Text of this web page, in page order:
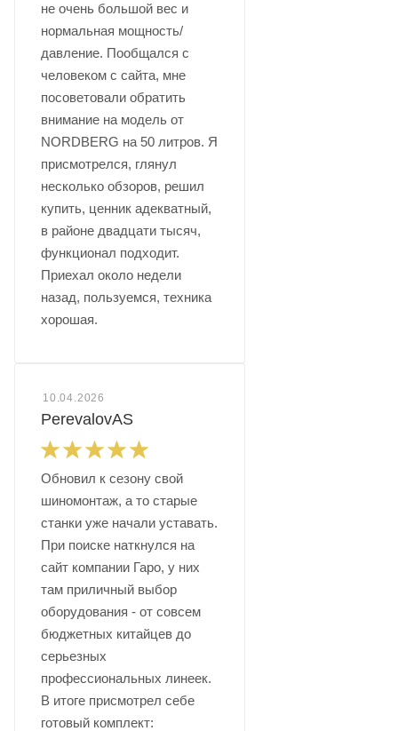
не очень большой вес и
нормальная мощность/
давление. Пообщался с
человеком с сайта, мне
посоветовали обратить
внимание на модель от
NORDBERG на 50 литров. Я
присмотрелся, глянул
несколько обзоров, решил
купить, ценник адекватный,
в районе двадцати тысяч,
функционал подходит.
Приехал около недели
назад, пользуемся, техника
хорошая.
10.04.2026
PerevalovAS
Обновил к сезону свой
шиномонтаж, а то старые
станки уже начали уставать.
При поиске наткнулся на
сайт компании Гаро, у них
там приличный выбор
оборудования - от совсем
бюджетных китайцев до
серьезных
профессиональных линеек.
В итоге присмотрел себе
готовый комплект: